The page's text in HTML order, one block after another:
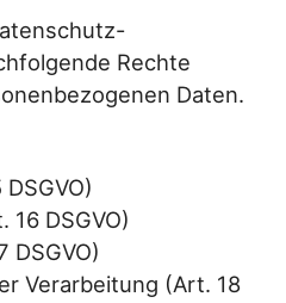
Rechte
Daten.
16 DSGVO)
DSGVO)
Verarbeitung (Art. 18